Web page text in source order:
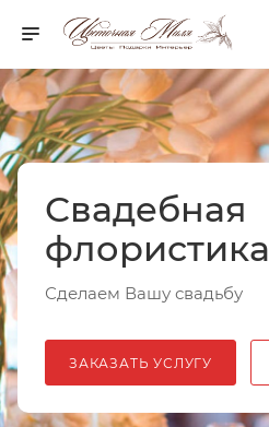
Свадебная
флористика
Сделаем Вашу свадьбу
ЗАКАЗАТЬ УСЛУГУ